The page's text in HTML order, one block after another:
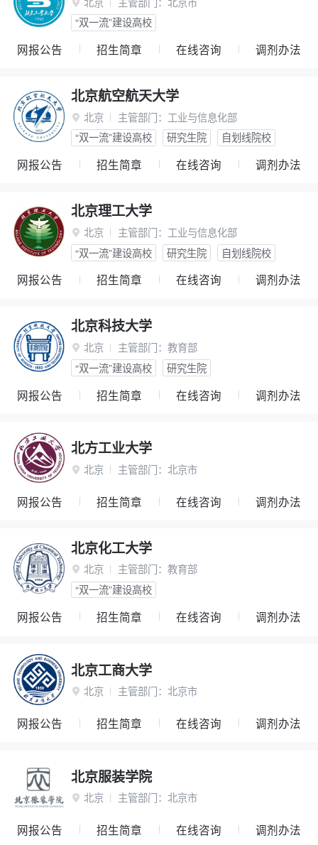

“双一流”建设高校
网报公告 招生简章 在线咨询 调剂办法
北京航空航天大学
 北京 主管部门： 工业与信息化部
“双一流”建设高校
研究生院 自划线院校
网报公告 招生简章 在线咨询 调剂办法
北京理工大学
 北京 主管部门： 工业与信息化部
“双一流”建设高校
研究生院 自划线院校
网报公告 招生简章 在线咨询 调剂办法
北京科技大学
 北京 主管部门： 教育部
“双一流”建设高校
研究生院
网报公告 招生简章 在线咨询 调剂办法
北方工业大学
 北京 主管部门： 北京市
网报公告 招生简章 在线咨询 调剂办法
北京化工大学
 北京 主管部门： 教育部
“双一流”建设高校
网报公告 招生简章 在线咨询 调剂办法
北京工商大学
 北京 主管部门： 北京市
网报公告 招生简章 在线咨询 调剂办法
北京服装学院
 北京 主管部门： 北京市
网报公告 招生简章 在线咨询 调剂办法